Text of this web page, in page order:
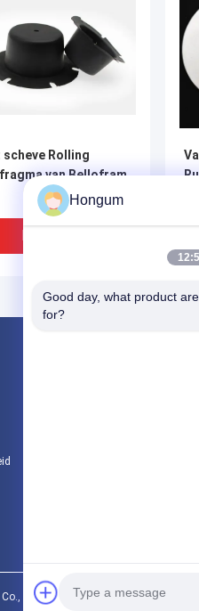
scheve Rolling
van Bellofram
Beste Prijs
Ltd. All Rights Reserved.
Hongum
Good day, what product
for?